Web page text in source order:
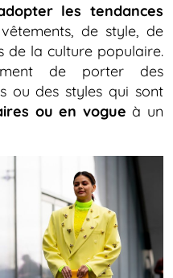
les tendances
de style, de
de la culture populaire.
de porter des
ou des styles qui sont
ou en vogue à un